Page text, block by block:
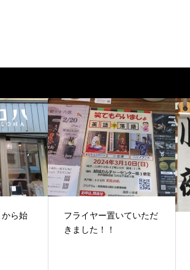
から始
フライヤー置いていただ
きました！！